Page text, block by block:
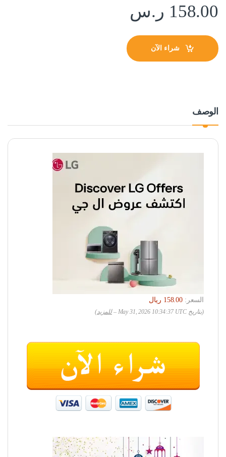
158.00 ر.س
شراء الآن
الوصف
السعر:
‏158.00 ريال
(بتاريخ May 31, 2026 10:34:37 UTC – للمزيد)